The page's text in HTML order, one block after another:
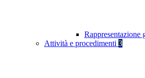
Rappresentazione
Attività e procedimenti 3